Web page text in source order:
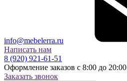
info@mebelerra.ru
Написать нам
8 (920) 921-61-51
Оформление заказов с 8:00 до 20:00
Заказать звонок